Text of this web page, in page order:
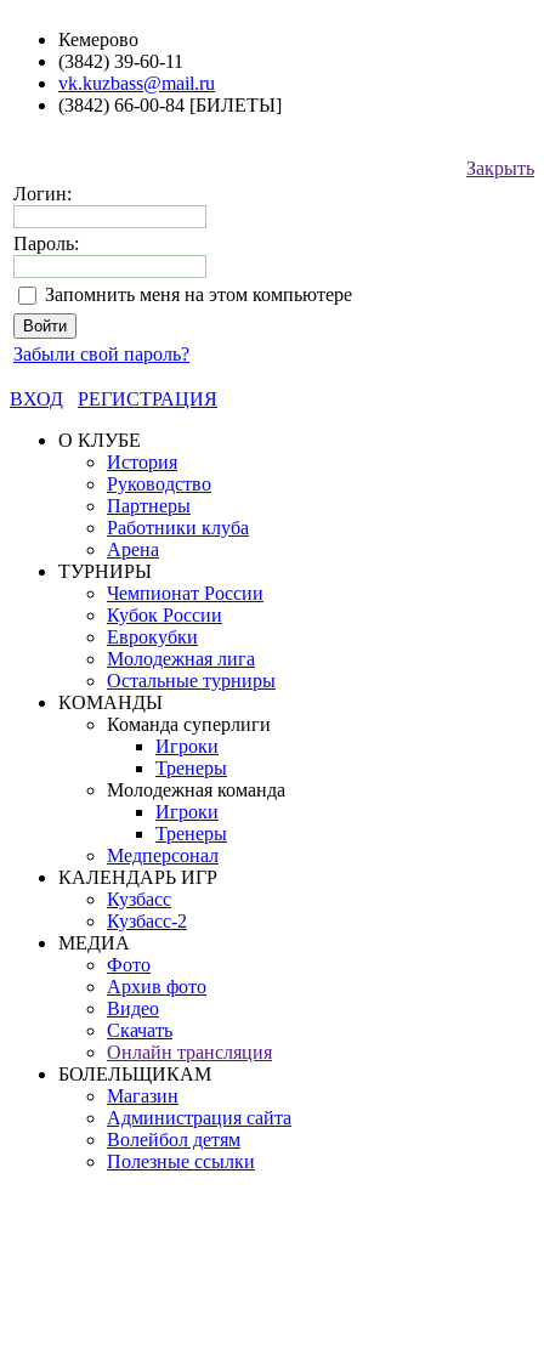
Кемерово
(3842) 39-60-11
vk.kuzbass@mail.ru
(3842) 66-00-84 [БИЛЕТЫ]
Закрыть
Логин:
Пароль:
Запомнить меня на этом компьютере
Забыли свой пароль?
ВХОД
РЕГИСТРАЦИЯ
О КЛУБЕ
История
Руководство
Партнеры
Работники клуба
Арена
ТУРНИРЫ
Чемпионат России
Кубок России
Еврокубки
Молодежная лига
Остальные турниры
КОМАНДЫ
Команда суперлиги
Игроки
Тренеры
Молодежная команда
Игроки
Тренеры
Медперсонал
КАЛЕНДАРЬ ИГР
Кузбасс
Кузбасс-2
МЕДИА
Фото
Архив фото
Видео
Скачать
Онлайн трансляция
БОЛЕЛЬЩИКАМ
Магазин
Администрация сайта
Волейбол детям
Полезные ссылки